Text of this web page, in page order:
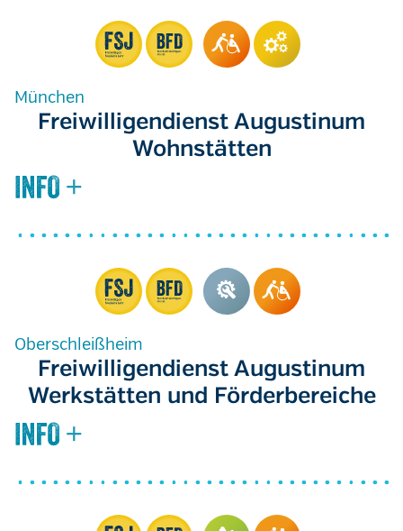
München
Freiwilligendienst Augustinum
Wohnstätten
Oberschleißheim
Freiwilligendienst Augustinum
Werkstätten und Förderbereiche